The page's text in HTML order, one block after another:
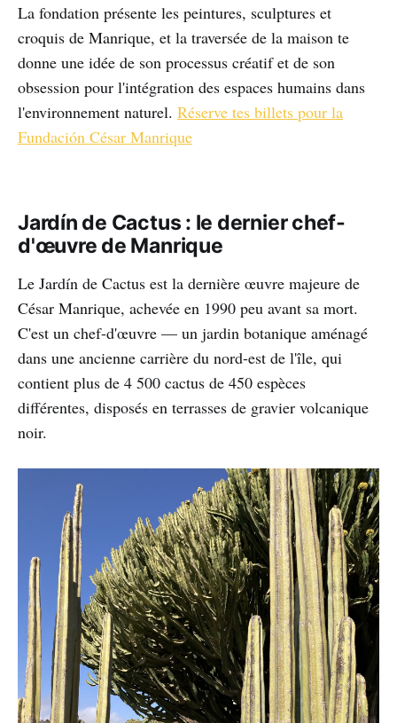
La fondation présente les peintures, sculptures et
croquis de Manrique, et la traversée de la maison te
donne une idée de son processus créatif et de son
obsession pour l'intégration des espaces humains dans
l'environnement naturel. Réserve tes billets pour la
Fundación César Manrique
Jardín de Cactus : le dernier chef-
d'œuvre de Manrique
Le Jardín de Cactus est la dernière œuvre majeure de
César Manrique, achevée en 1990 peu avant sa mort.
C'est un chef-d'œuvre — un jardin botanique aménagé
dans une ancienne carrière du nord-est de l'île, qui
contient plus de 4 500 cactus de 450 espèces
différentes, disposés en terrasses de gravier volcanique
noir.